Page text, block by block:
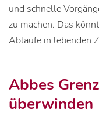
und schnelle
zu machen. Das
Abläufe in lebenden
Abbes
überwinden